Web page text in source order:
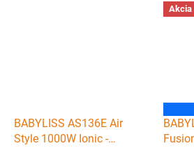
BABYLISS AS136E Air
Style 1000W Ionic -
Akcia